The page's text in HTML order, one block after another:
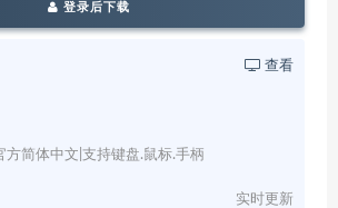
登录后下载
查看
方简体中文|支持键盘.鼠标.手柄
实时更新